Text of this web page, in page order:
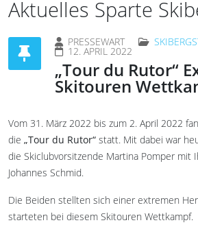
Aktuelles Sparte
PRESSEWART
12. APRIL 2022
„Tour du Rutor“
Skitouren
Vom 31. März 2022 bis zum 2. April 2022
die „Tour du Rutor“ statt. Mit dabei war
die Skiclubvorsitzende Martina Pomper mit
Johannes Schmid.
Die Beiden stellten sich einer extremen
starteten bei diesem Skitouren Wettkampf.